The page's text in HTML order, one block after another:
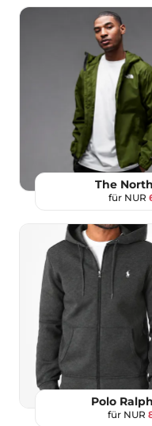
The
für NUR
Polo
für NUR